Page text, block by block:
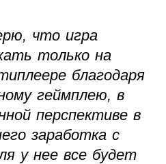
что игра
только на
благодаря
геймплею, в
перспективе в
заработка с
у нее все будет